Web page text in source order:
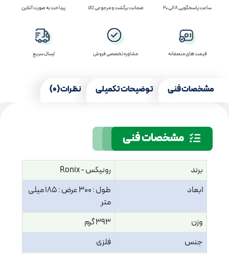
ساعت پاسخگویی 8 الی 20 ضمانت برگشت و مرجوعی کالا پرداخت به صورت آنلاین
قیمت های منصفانه مشاوره تخصصی فروش ارسال سریع
مشخصات فنی توضیحات تکمیلی نظرات (0)
مشخصات فنی
برند
رونیکس - Ronix
ابعاد
طول : 300 عرض : 185 میلی
متر
وزن
393 گرم
جنس
فلزی